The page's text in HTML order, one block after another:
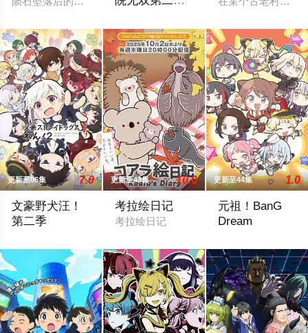
弊魔术师冒险
记
更新至06集 7.0
文豪野犬汪！
第二季
更新至43集 10.0
考拉绘日记
考拉绘日记
更新至44集 1.0
元祖！BanG
Dream